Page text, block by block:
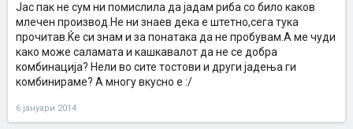
Јас пак не сум ни помислила да јадам риба со било каков
млечен производ.Не ни знаев дека е штетно,сега тука
прочитав.Ќе си знам и за понатака да не пробувам.А ме чуди
како може саламата и кашкавалот да не се добра
комбинација? Нели во сите тостови и други јадења ги
комбинираме? А многу вкусно е :/
6 јануари 2014